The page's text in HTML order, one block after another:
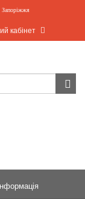
Запоріжжя
кабінет